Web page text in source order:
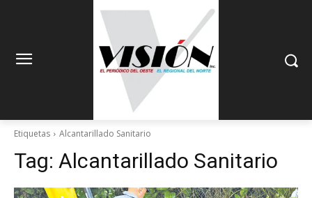
Etiquetas Alcantarillado Sanitario
Tag: Alcantarillado Sanitario